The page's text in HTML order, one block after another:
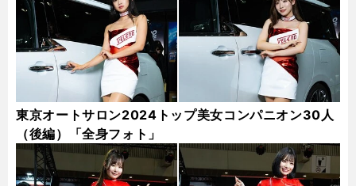
東京オートサロン2024トップ美女コンパニオン30人
（後編）「全身フォト」